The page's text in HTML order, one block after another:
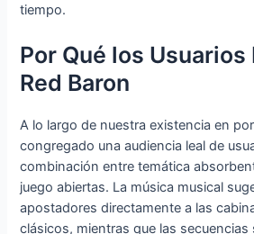
tiempo.
Por Qué los Usuarios
Red Baron
A lo largo de nuestra existencia en
congregado una audiencia leal de
combinación entre temática
juego abiertas. La música musical
apostadores directamente a las
clásicos, mientras que las secuencias